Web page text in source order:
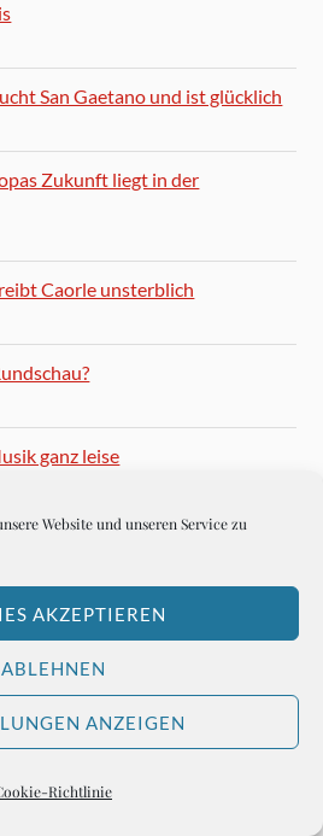
Website und unseren Service zu
AKZEPTIEREN
ABLEHNEN
ANZEIGEN
Richtlinie
San Gaetano und ist glücklich
Zukunft liegt in der
Caorle unsterblich
ganz leise
Champions League in München